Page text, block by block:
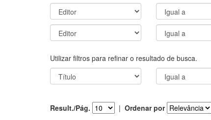
Utilizar filtros para refinar o resultado de busca.
Result./Pág. | Ordenar por